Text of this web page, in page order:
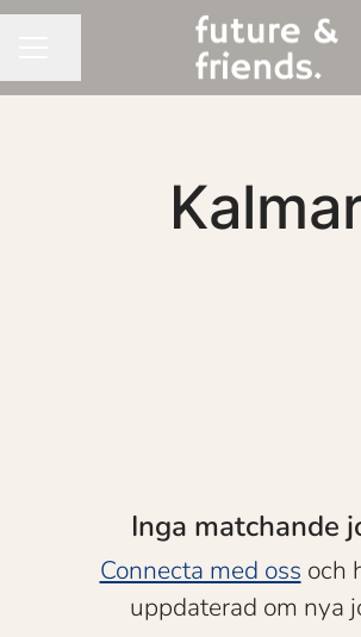
Inga matchande
Connecta med oss och
uppdaterad om nya